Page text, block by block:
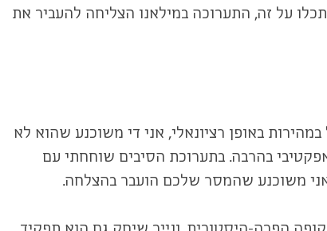
על זה, התערוכה במילאנו הצליחה להעביר את
באופן רציונאלי, אני די משוכנע שהוא לא
בהרבה. בתערוכת הסיבים שוחחתי עם
משוכנע שהמסר שלכם הועבר בהצלחה.